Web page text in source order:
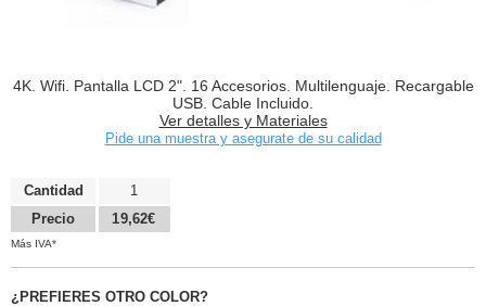
4K. Wifi. Pantalla LCD 2". 16 Accesorios. Multilenguaje. Recargable
USB. Cable Incluido.
Ver detalles y Materiales
Pide una muestra y asegurate de su calidad
Cantidad
Precio
1
19,62€
Más IVA*
¿PREFIERES OTRO COLOR?